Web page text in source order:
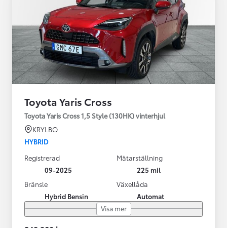
Toyota Yaris Cross
Toyota Yaris Cross 1,5 Style (130HK) vinterhjul
KRYLBO
HYBRID
Registrerad
09-2025
Mätarställning
225 mil
Bränsle
Hybrid Bensin
Växellåda
Automat
Visa mer